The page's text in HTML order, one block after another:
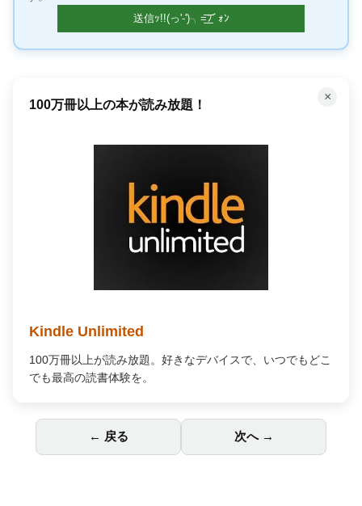
×
Amazon今だけのタイムセール！
人気商品が期間限定で割引
大人気のAmazonタイムセールが開催中。欲しかったあの商
品がお得に手に入るチャンスです。
← 戻る 次へ →